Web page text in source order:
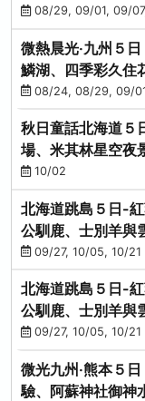
晚宴、鸕鶿捕魚
08/29, 09/01, 09/
微熱晨光‧九州５
鱗湖、四季彩久住
鐵、螃蟹吃到飽
08/24, 08/29, 09/
秋日童話北海道５
場、米其林星空夜
蟹放題(千/函)
10/02
北海道跳島５日-
公馴鹿、士別羊與
園、海膽涮涮鍋
09/27, 10/05, 10/21
北海道跳島５日-
公馴鹿、士別羊與
園、海膽涮涮鍋
09/27, 10/05, 10/21
微光九州‧熊本５
驗、阿蘇神社御神